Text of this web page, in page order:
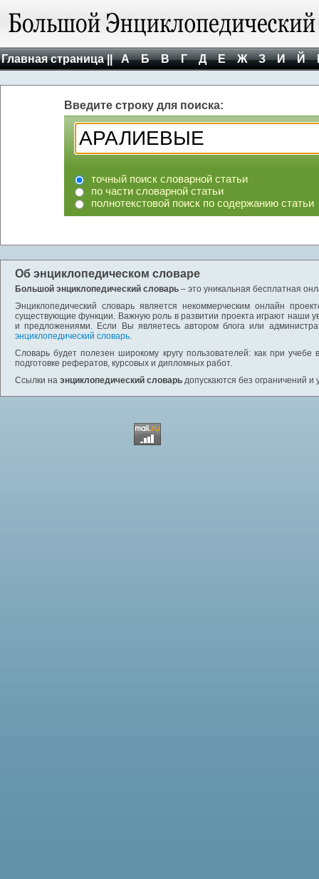
Главная страница || А Б В Г Д Е Ж З И Й
Введите строку для поиска:
точный поиск словарной статьи
по части словарной статьи
полнотекстовой поиск по содержанию статьи
Об энциклопедическом словаре
Большой энциклопедический словарь – это уникальная бесплатная
Энциклопедический словарь является некоммерческим онлайн
существующие функции. Важную роль в развитии проекта играют наши
и предложениями. Если Вы являетесь автором блога или
энциклопедический словарь.
Словарь будет полезен широкому кругу пользователей: как при
подготовке рефератов, курсовых и дипломных работ.
Ссылки на энциклопедический словарь допускаются без ограничений и